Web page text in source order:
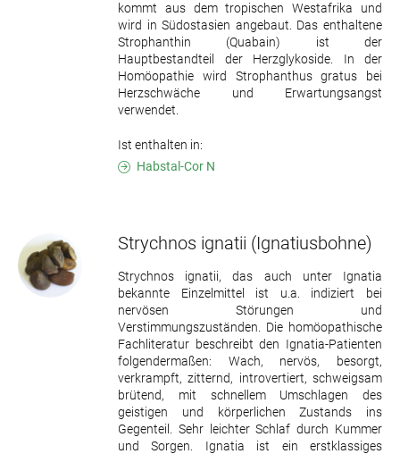
kommt aus dem tropischen Westafrika und
wird in Südostasien angebaut. Das enthaltene
Strophanthin (Quabain) ist der
Hauptbestandteil der Herzglykoside. In der
Homöopathie wird Strophanthus gratus bei
Herzschwäche und Erwartungsangst
verwendet.
Ist enthalten in:
Habstal-Cor N
Strychnos ignatii (Ignatiusbohne)
Strychnos ignatii, das auch unter Ignatia
bekannte Einzelmittel ist u.a. indiziert bei
nervösen Störungen und
Verstimmungszuständen. Die homöopathische
Fachliteratur beschreibt den Ignatia-Patienten
folgendermaßen: Wach, nervös, besorgt,
verkrampft, zitternd, introvertiert, schweigsam
brütend, mit schnellem Umschlagen des
geistigen und körperlichen Zustands ins
Gegenteil. Sehr leichter Schlaf durch Kummer
und Sorgen. Ignatia ist ein erstklassiges